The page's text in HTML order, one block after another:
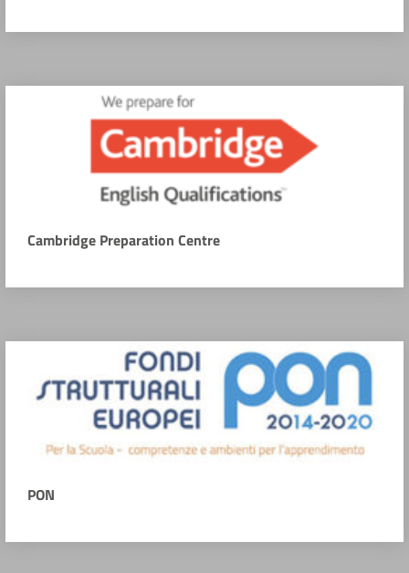
Cambridge Preparation Centre
PON